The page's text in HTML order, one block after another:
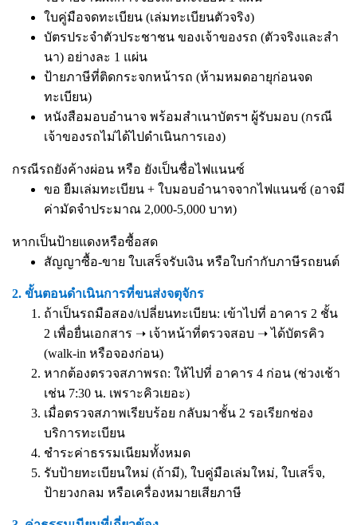
ใบคู่มือจดทะเบียน (เล่มทะเบียนตัวจริง)
บัตรประจำตัวประชาชน ของเจ้าของรถ (ตัวจริงและสำ
นา) อย่างละ 1 แผ่น
ป้ายภาษีที่ติดกระจกหน้ารถ (ห้ามหมดอายุก่อนจด
ทะเบียน)
หนังสือมอบอำนาจ พร้อมสำเนาบัตรฯ ผู้รับมอบ (กรณี
เจ้าของรถไม่ได้ไปดำเนินการเอง)
กรณีรถยังค้างผ่อน หรือ ยังเป็นชื่อไฟแนนซ์
ขอ ยืมเล่มทะเบียน + ใบมอบอำนาจจากไฟแนนซ์ (อาจมี
ค่ามัดจำประมาณ 2,000-5,000 บาท)
หากเป็นป้ายแดงหรือซื้อสด
สัญญาซื้อ-ขาย ใบเสร็จรับเงิน หรือใบกำกับภาษีรถยนต์
2. ขั้นตอนดำเนินการที่ขนส่งจตุจักร
ถ้าเป็นรถมือสอง/เปลี่ยนทะเบียน: เข้าไปที่ อาคาร 2 ชั้น
2 เพื่อยื่นเอกสาร ➝ เจ้าหน้าที่ตรวจสอบ ➝ ได้บัตรคิว
(walk-in หรือจองก่อน)
หากต้องตรวจสภาพรถ: ให้ไปที่ อาคาร 4 ก่อน (ช่วงเช้า
เช่น 7:30 น. เพราะคิวเยอะ)
เมื่อตรวจสภาพเรียบร้อย กลับมาชั้น 2 รอเรียกช่อง
บริการทะเบียน
ชำระค่าธรรมเนียมทั้งหมด
รับป้ายทะเบียนใหม่ (ถ้ามี), ใบคู่มือเล่มใหม่, ใบเสร็จ,
ป้ายวงกลม หรือเครื่องหมายเสียภาษี